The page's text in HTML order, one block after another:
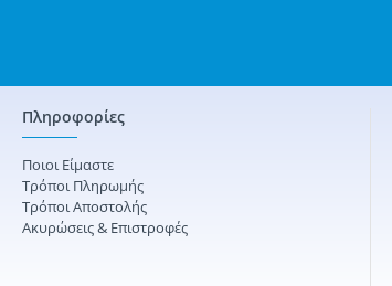
Πληροφορίες
Ποιοι Είμαστε
Τρόποι Πληρωμής
Τρόποι Αποστολής
Ακυρώσεις & Επιστροφές